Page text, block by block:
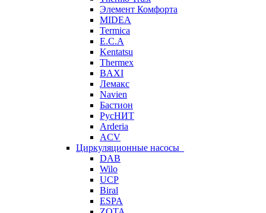
Элемент Комфорта
MIDEA
Termica
E.C.A
Kentatsu
Thermex
BAXI
Лемакс
Navien
Бастион
РусНИТ
Arderia
ACV
Циркуляционные насосы
DAB
Wilo
UCP
Biral
ESPA